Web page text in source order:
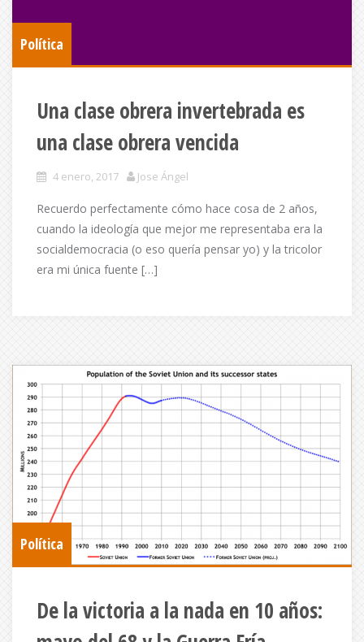
Política
Una clase obrera invertebrada es
una clase obrera vencida
4 enero, 2017 Jose Ángel
Recuerdo perfectamente cómo hace cosa de 2 años,
cuando la ideología que mejor me representaba era la
socialdemocracia (o eso quería pensar yo) y la tricolor
era mi única fuente […]
Política
De la victoria a la nada en 10 años: